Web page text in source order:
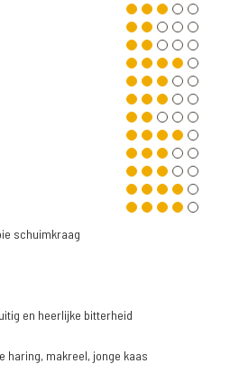
schuimkraag
en heerlijke bitterheid
haring, makreel, jonge kaas